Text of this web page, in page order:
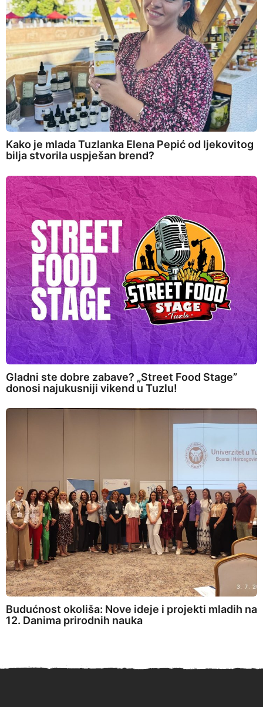
Kako je mlada Tuzlanka Elena Pepić od ljekovitog
bilja stvorila uspješan brend?
Gladni ste dobre zabave? „Street Food Stage”
donosi najukusniji vikend u Tuzlu!
Budućnost okoliša: Nove ideje i projekti mladih na
12. Danima prirodnih nauka